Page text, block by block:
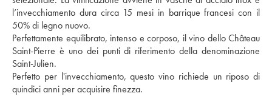
l’invecchiamento dura circa 15 mesi in barrique francesi con il
50% di legno nuovo.
Perfettamente equilibrato, intenso e corposo, il vino dello Château
Saint-Pierre è uno dei punti di riferimento della denominazione
Saint-Julien.
Perfetto per l'invecchiamento, questo vino richiede un riposo di
quindici anni per acquisire finezza.